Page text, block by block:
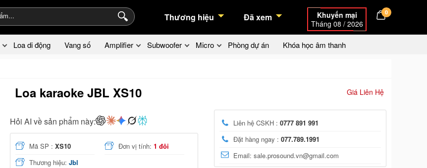
Thương hiệu Đã xem
Khuyến mại
Tháng 08 / 2026
0
Loa di động Vang số Amplifier Subwoofer Micro Phòng dự án Khóa học âm thanh
Loa karaoke JBL XS10 Giá Liên Hệ
Hỏi AI về sản phẩm này:
Mã SP : XS10 Đơn vị tính:1 đôi
Thương hiệu: Jbl
Liên hệ CSKH : 0777 891 991
Đặt hàng ngay : 077.789.1991
Email: sale.prosound.vn@gmail.com